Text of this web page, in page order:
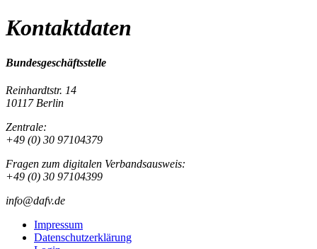
Kontaktdaten
Bundesgeschäftsstelle
Reinhardtstr. 14
10117 Berlin
Zentrale:
+49 (0) 30 97104379
Fragen zum digitalen Verbandsausweis:
+49 (0) 30 97104399
info@dafv.de
Impressum
Datenschutzerklärung